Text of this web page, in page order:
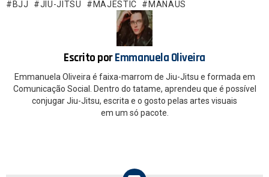
o
A
BJJ JIU-JITSU MAJESTIC MANAUS
Escrito porEmmanuela Oliveira
Emmanuela Oliveira é faixa-marrom de Jiu-Jitsu e formada em
Comunicação Social. Dentro do tatame, aprendeu que é possível
conjugar Jiu-Jitsu, escrita e o gosto pelas artes visuais
em um só pacote.